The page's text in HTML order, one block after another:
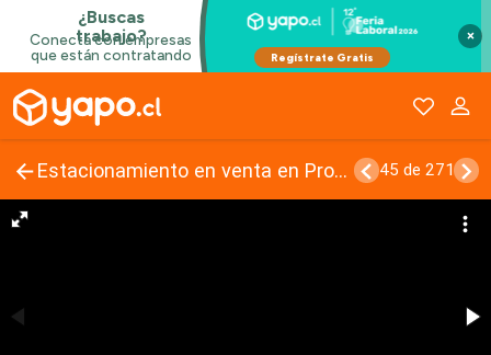
×
Estacionamiento en venta en Providencia 45 de 271